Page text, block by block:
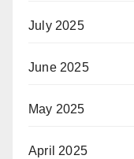
July 2025
June 2025
May 2025
April 2025